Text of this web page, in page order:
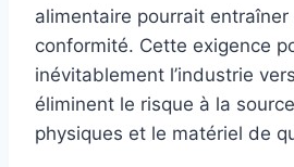
alimentaire pourrait
conformité. Cette exigence
inévitablement l’industrie
éliminent le risque à la
physiques et le matériel de